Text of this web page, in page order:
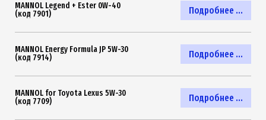
Подробнее ...
MANNOL Legend + Ester 0W-40
(код 7901)
Подробнее ...
MANNOL Energy Formula JP 5W-30
(код 7914)
Подробнее ...
MANNOL for Toyota Lexus 5W-30
(код 7709)